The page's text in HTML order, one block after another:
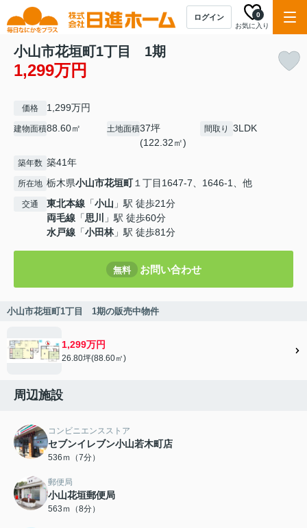
ログイン
お気に入り
0
小山市花垣町1丁目 1期
1,299万円
価格 1,299万円
建物面積88.60㎡ 土地面積37坪
(122.32㎡)
間取り 3LDK
築年数 築41年
所在地 栃木県小山市花垣町１丁目1647-7、1646-1、他
交通 東北本線 「小山 」駅 徒歩21分
両毛線 「思川
」駅 徒歩60分
水戸線 「小田林」駅 徒歩81分
無料 お問い合わせ
小山市花垣町1丁目 1期の販売中物件
1,299万円
26.80坪(88.60㎡)
周辺施設
コンビニエンスストア
セブンイレブン小山若木町店
536ｍ（7分）
郵便局
小山花垣郵便局
563ｍ（8分）